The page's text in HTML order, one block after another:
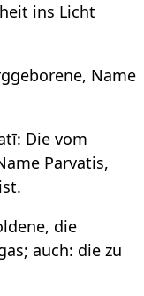
ins Licht
Name
Die vom
Parvatis,
die
auch: die zu